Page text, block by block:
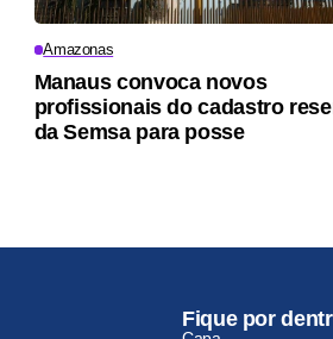
Amazonas
Manaus convoca novos
profissionais do cadastro
da Semsa para posse
Fique por